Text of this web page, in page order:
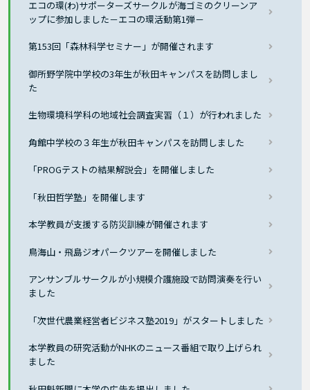
エコの環(わ)サポーターズサークルが海ゴミのクリーンア
ップに参加しました－エコの環活動第1弾－
第153回「森林科学セミナー」が開催されます
御所野学院中学校の3年生が秋田キャンパスを訪問しまし
た
生物環境科学科の地域社会調査実習（１）が行われました
角館中学校の３年生が秋田キャンパスを訪問しました
「PROGテストの結果解説会」を開催しました
「秋田哲学塾」を開催します
本学教員が支援する防災訓練が開催されます
鳥海山・飛島ジオパークツアーを開催しました
アンサンブルサークルが小規模介護施設で訪問演奏を行い
ました
「次世代農業経営者ビジネス塾2019」がスタートしました
本学教員の研究活動がNHKのニュース番組で取り上げられ
ました